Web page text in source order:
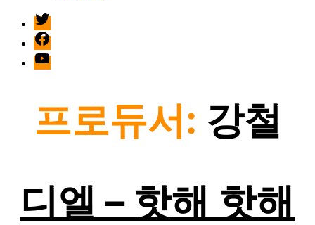
twitter
facebook
Youtube
프로듀서: 강철
디엘 – 핫해 핫해